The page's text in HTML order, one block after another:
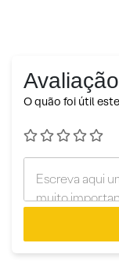
Avaliação
O quão foi útil